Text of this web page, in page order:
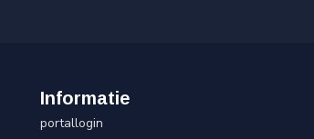
Informatie
portallogin